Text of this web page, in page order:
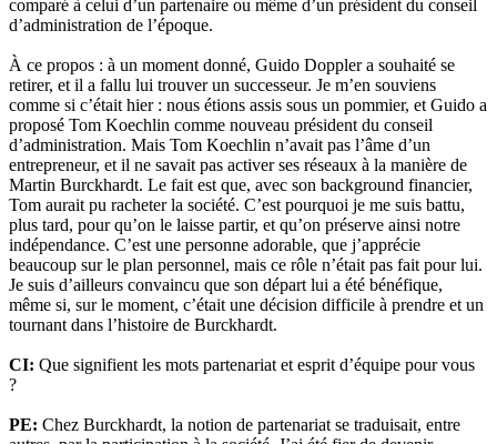
comparé à celui d’un partenaire ou même d’un président du conseil
d’administration de l’époque.
À ce propos : à un moment donné, Guido Doppler a souhaité se
retirer, et il a fallu lui trouver un successeur. Je m’en souviens
comme si c’était hier : nous étions assis sous un pommier, et Guido a
proposé Tom Koechlin comme nouveau président du conseil
d’administration. Mais Tom Koechlin n’avait pas l’âme d’un
entrepreneur, et il ne savait pas activer ses réseaux à la manière de
Martin Burckhardt. Le fait est que, avec son background financier,
Tom aurait pu racheter la société. C’est pourquoi je me suis battu,
plus tard, pour qu’on le laisse partir, et qu’on préserve ainsi notre
indépendance. C’est une personne adorable, que j’apprécie
beaucoup sur le plan personnel, mais ce rôle n’était pas fait pour lui.
Je suis d’ailleurs convaincu que son départ lui a été bénéfique,
même si, sur le moment, c’était une décision difficile à prendre et un
tournant dans l’histoire de Burckhardt.
CI: Que signifient les mots partenariat et esprit d’équipe pour vous
?
PE: Chez Burckhardt, la notion de partenariat se traduisait, entre